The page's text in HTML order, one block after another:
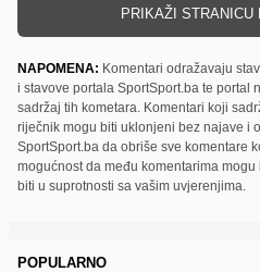
PRIKAŽI STRANICU
NAPOMENA: Komentari odražavaju
i stavove portala SportSport.ba te portal
sadržaj tih kometara. Komentari koji
riječnik mogu biti uklonjeni bez najave i
SportSport.ba da obriše sve komentare
mogućnost da među komentarima
biti u suprotnosti sa vašim uvjerenjima.
POPULARNO